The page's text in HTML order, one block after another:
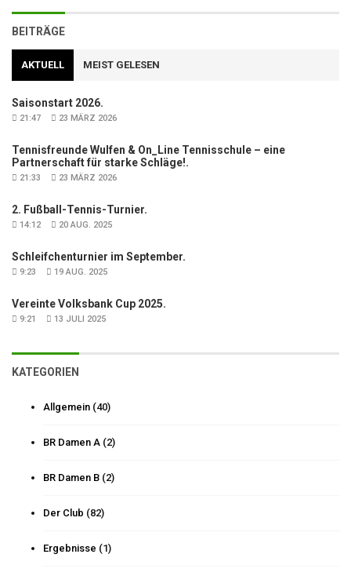
BEITRÄGE
AKTUELL MEIST GELESEN
Saisonstart 2026.
21:47 23 MÄRZ 2026
Tennisfreunde Wulfen & On_Line Tennisschule – eine
Partnerschaft für starke Schläge!.
21:33 23 MÄRZ 2026
2. Fußball-Tennis-Turnier.
14:12 20 AUG. 2025
Schleifchenturnier im September.
9:23 19 AUG. 2025
Vereinte Volksbank Cup 2025.
9:21 13 JULI 2025
KATEGORIEN
Allgemein (40)
BR Damen A (2)
BR Damen B (2)
Der Club (82)
Ergebnisse (1)